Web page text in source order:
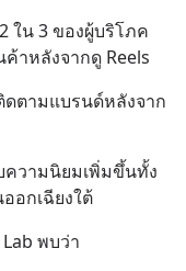
ใน 3 ของผู้บริโภค
าหลังจากดู Reels
ดตามแบรนด์หลังจาก
ความนิยมเพิ่มขึ้นทั้ง
อกเฉียงใต้
พบว่า